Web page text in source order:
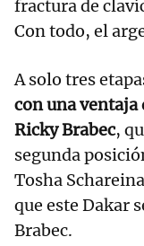
fractura de
Con todo, el
A solo tres
con una ventaja
Ricky Brabec,
segunda
Tosha
que este Dakar
Brabec.